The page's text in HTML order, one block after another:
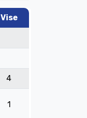
Vise
4
1